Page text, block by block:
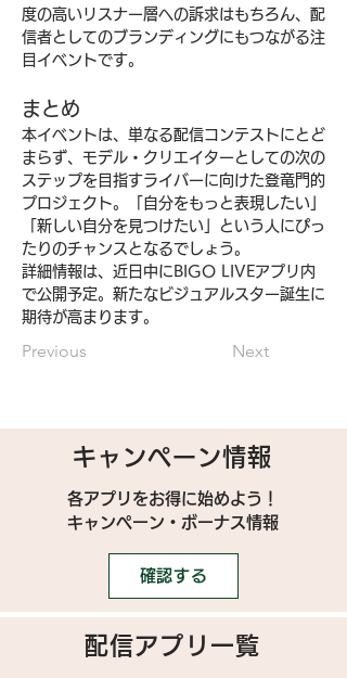
度の高いリスナー層への訴求はもちろん、配
信者としてのブランディングにもつながる注
目イベントです。
まとめ
本イベントは、単なる配信コンテストにとど
まらず、モデル・クリエイターとしての次の
ステップを目指すライバーに向けた登竜門的
プロジェクト。「自分をもっと表現したい」
「新しい自分を見つけたい」という人にぴっ
たりのチャンスとなるでしょう。
詳細情報は、近日中にBIGO LIVEアプリ内
で公開予定。新たなビジュアルスター誕生に
期待が高まります。
Previous Next
キャンペーン情報
各アプリをお得に始めよう！
キャンペーン・ボーナス情報
確認する
配信アプリ一覧